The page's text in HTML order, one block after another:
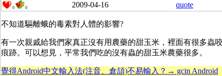
0 0 2009-04-16 quote
不知道驅離蛾的毒素對人體的影響?
有一次親戚給我們家真正沒有用農藥的甜玉米，裡面有很多蟲
痕跡。可以想見，平常我們吃的沒有蟲的甜玉米農藥很多。
覺得Android中文輸入法(注音、倉頡)不易輸入？→ gcin Android